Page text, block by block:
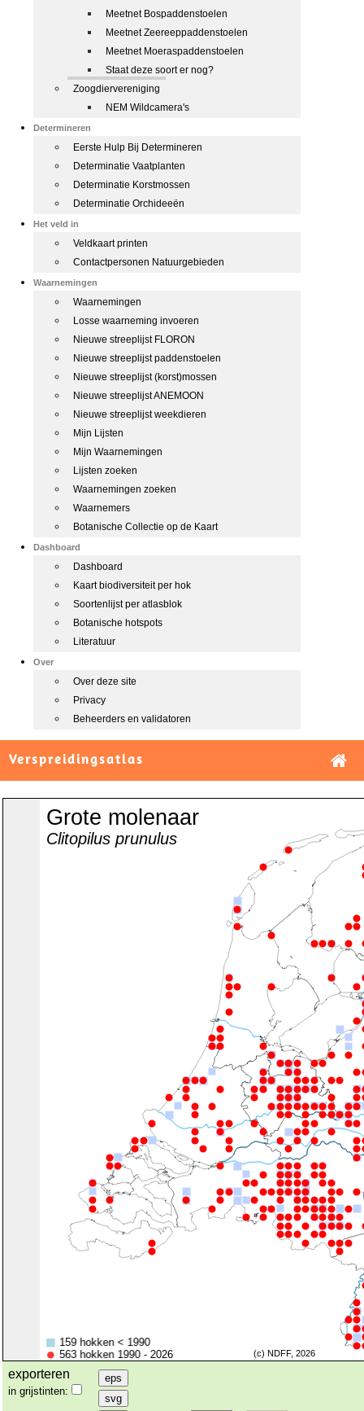
Meetnet Bospaddenstoelen
Meetnet Zeereeppaddenstoelen
Meetnet Moeraspaddenstoelen
Staat deze soort er nog?
Zoogdiervereniging
NEM Wildcamera's
Determineren
Eerste Hulp Bij Determineren
Determinatie Vaatplanten
Determinatie Korstmossen
Determinatie Orchideeën
Het veld in
Veldkaart printen
Contactpersonen Natuurgebieden
Waarnemingen
Waarnemingen
Losse waarneming invoeren
Nieuwe streeplijst FLORON
Nieuwe streeplijst paddenstoelen
Nieuwe streeplijst (korst)mossen
Nieuwe streeplijst ANEMOON
Nieuwe streeplijst weekdieren
Mijn Lijsten
Mijn Waarnemingen
Lijsten zoeken
Waarnemingen zoeken
Waarnemers
Botanische Collectie op de Kaart
Dashboard
Dashboard
Kaart biodiversiteit per hok
Soortenlijst per atlasblok
Botanische hotspots
Literatuur
Over
Over deze site
Privacy
Beheerders en validatoren
Verspreidingsatlas